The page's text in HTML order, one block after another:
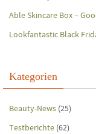
Able Skincare Box –
Lookfantastic Black
Kategorien
Beauty-News (25)
Testberichte (62)